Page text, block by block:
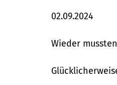
02.09.2024
Wieder